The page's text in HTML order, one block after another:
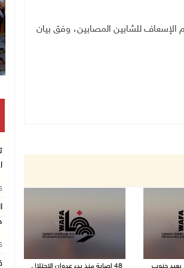
الإسعاف للشابين المصابين، وفق بيان
يعبد جنوب 48 إصابة منذ بدء عدوان الاحتلال